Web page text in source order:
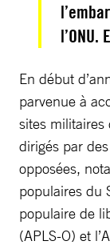
l’ONU.
En début
parvenue à
sites militaires
dirigés par
opposées,
populaires du
populaire de
(APLS-O) et